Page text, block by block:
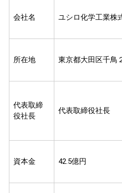
会社名 ユシロ化学工業株
所在地 東京都大田区千鳥
代表取締
役社長
代表取締役社
資本金 42.5億円